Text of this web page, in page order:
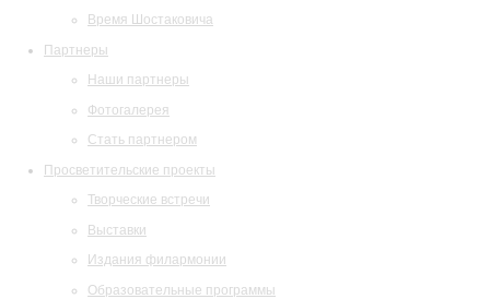
Время Шостаковича
Партнеры
Наши партнеры
Фотогалерея
Стать партнером
Просветительские проекты
Творческие встречи
Выставки
Издания филармонии
Образовательные программы